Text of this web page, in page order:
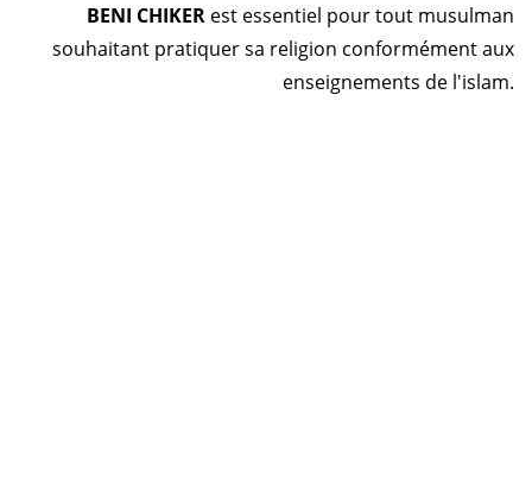
BENI CHIKER est essentiel pour tout musulman
souhaitant pratiquer sa religion conformément aux
enseignements de l'islam.